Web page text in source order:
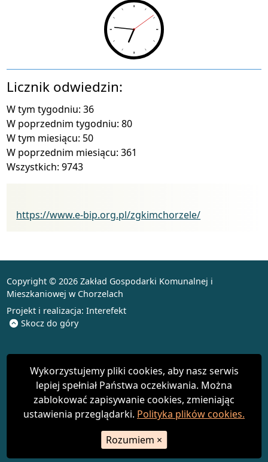
Wykorzystujemy pliki cookies, aby nasz serwis
lepiej spełniał Państwa oczekiwania. Można
zablokować zapisywanie cookies, zmieniając
ustawienia przeglądarki. Polityka plików cookies.
Rozumiem ×
Licznik odwiedzin:
W tym tygodniu: 36
W poprzednim tygodniu: 80
W tym miesiącu: 50
W poprzednim miesiącu: 361
Wszystkich: 9743
https://www.e-bip.org.pl/zgkimchorzele/
Copyright © 2026 Zakład Gospodarki Komunalnej i
Mieszkaniowej w Chorzelach
Projekt i realizacja:Interefekt
Skocz do góry